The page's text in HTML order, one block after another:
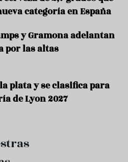
categoría en España
y Gramona adelantan
por las altas
plata y se clasifica para
de Lyon 2027